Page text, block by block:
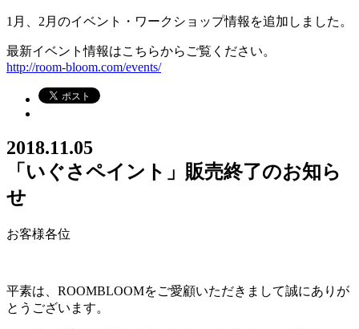
1月、2月のイベント・ワークショップ情報を追加しました。
最新イベント情報はこちらからご覧ください。
http://room-bloom.com/events/
2018.11.05
「いぐさペイント」販売終了のお知ら
せ
お客様各位
平素は、ROOMBLOOMをご愛顧いただきまして誠にありが
とうございます。